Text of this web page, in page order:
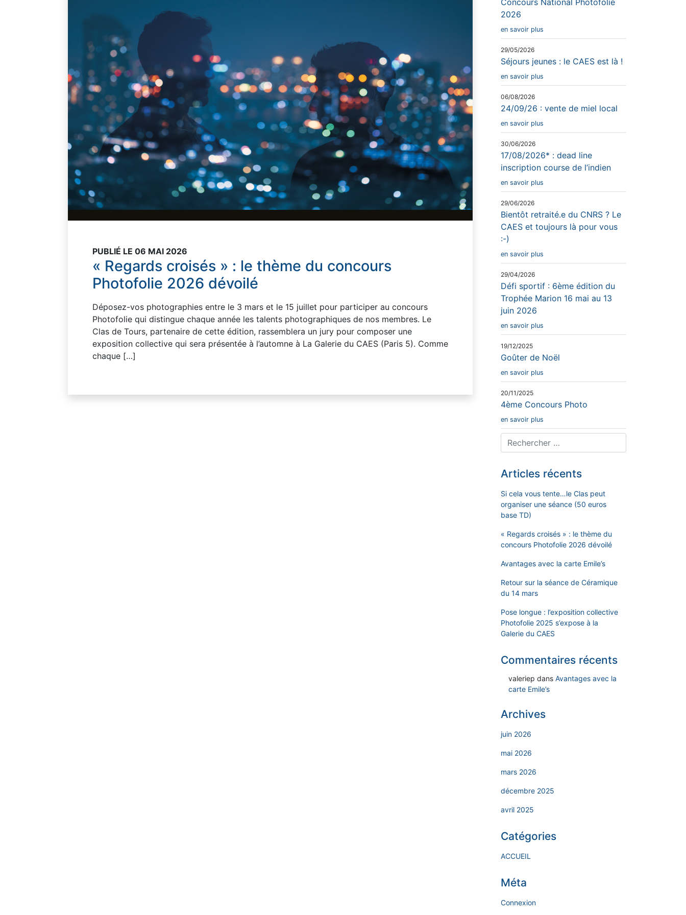
PUBLIÉ LE 06 MAI 2026
« Regards croisés » : le thème du concours
Photofolie 2026 dévoilé
Déposez-vos photographies entre le 3 mars et le 15 juillet pour participer au concours
Photofolie qui distingue chaque année les talents photographiques de nos membres. Le
Clas de Tours, partenaire de cette édition, rassemblera un jury pour composer une
exposition collective qui sera présentée à l’automne à La Galerie du CAES (Paris 5). Comme
chaque […]
2026
en savoir plus
29/05/2026
Séjours jeunes : le CAES est là !
en savoir plus
06/08/2026
24/09/26 : vente de miel local
en savoir plus
30/06/2026
17/08/2026* : dead line
inscription course de l’indien
en savoir plus
29/06/2026
Bientôt retraité.e du CNRS ? Le
CAES et toujours là pour vous
:-)
en savoir plus
29/04/2026
Défi sportif : 6ème édition du
Trophée Marion 16 mai au 13
juin 2026
en savoir plus
19/12/2025
Goûter de Noël
en savoir plus
20/11/2025
4ème Concours Photo
en savoir plus
Articles récents
Si cela vous tente…le Clas peut
organiser une séance (50 euros
base TD)
« Regards croisés » : le thème du
concours Photofolie 2026 dévoilé
Avantages avec la carte Emile’s
Retour sur la séance de Céramique
du 14 mars
Pose longue : l’exposition collective
Photofolie 2025 s’expose à la
Galerie du CAES
Commentaires récents
valeriep dans Avantages avec la
carte Emile’s
Archives
juin 2026
mai 2026
mars 2026
décembre 2025
avril 2025
Catégories
ACCUEIL
Méta
Connexion